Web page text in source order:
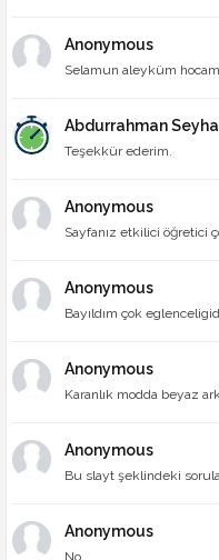
Anonymous
Selamun aleyküm hocam
Abdurrahman
Teşekkür ederim.
Anonymous
Sayfanız etkilici öğretici
Anonymous
Bayıldım çok
Anonymous
Karanlık modda beyaz
Anonymous
Bu slayt şeklindeki
Anonymous
No